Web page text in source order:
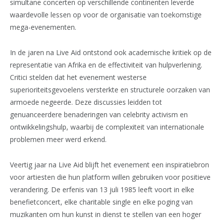
simultane concerten op verschillende continenten leverde
waardevolle lessen op voor de organisatie van toekomstige
mega-evenementen.
In de jaren na Live Aid ontstond ook academische kritiek op de
representatie van Afrika en de effectiviteit van hulpverlening.
Critici stelden dat het evenement westerse
superioriteitsgevoelens versterkte en structurele oorzaken van
armoede negeerde. Deze discussies leidden tot
genuanceerdere benaderingen van celebrity activism en
ontwikkelingshulp, waarbij de complexiteit van internationale
problemen meer werd erkend.
Veertig jaar na Live Aid blijft het evenement een inspiratiebron
voor artiesten die hun platform willen gebruiken voor positieve
verandering. De erfenis van 13 juli 1985 leeft voort in elke
benefietconcert, elke charitable single en elke poging van
muzikanten om hun kunst in dienst te stellen van een hoger